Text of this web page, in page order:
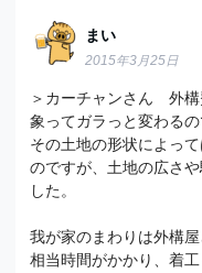
まい
2015年3月25日
＞カーチャンさん 外構
象ってガラっと変わる
その土地の形状によっ
のですが、土地の広さ
した。
我が家のまわりは外構
相当時間がかかり、着工